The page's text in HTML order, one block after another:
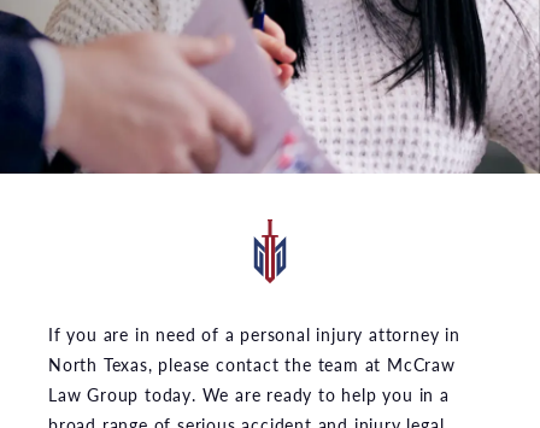
If you are in need of a personal injury attorney in
North Texas, please contact the team at McCraw
Law Group today. We are ready to help you in a